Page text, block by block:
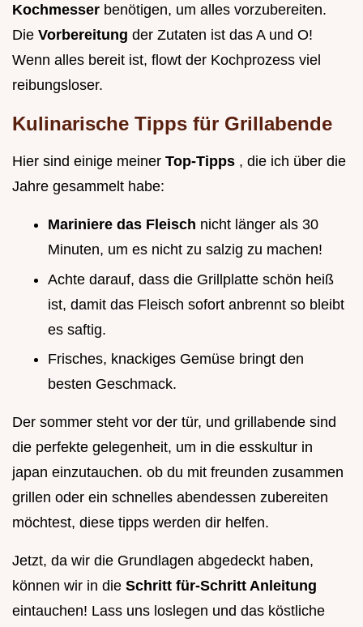
Kochmesser benötigen, um alles vorzubereiten.
Die Vorbereitung der Zutaten ist das A und O!
Wenn alles bereit ist, flowt der Kochprozess viel
reibungsloser.
Kulinarische Tipps für Grillabende
Hier sind einige meiner Top-Tipps , die ich über die
Jahre gesammelt habe:
Mariniere das Fleisch nicht länger als 30
Minuten, um es nicht zu salzig zu machen!
Achte darauf, dass die Grillplatte schön heiß
ist, damit das Fleisch sofort anbrennt so bleibt
es saftig.
Frisches, knackiges Gemüse bringt den
besten Geschmack.
Der sommer steht vor der tür, und grillabende sind
die perfekte gelegenheit, um in die esskultur in
japan einzutauchen. ob du mit freunden zusammen
grillen oder ein schnelles abendessen zubereiten
möchtest, diese tipps werden dir helfen.
Jetzt, da wir die Grundlagen abgedeckt haben,
können wir in die Schritt für-Schritt Anleitung
eintauchen! Lass uns loslegen und das köstliche